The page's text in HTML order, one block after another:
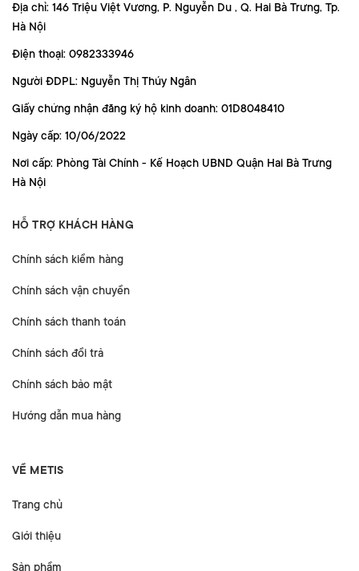
Địa chỉ: 146 Triệu Việt Vương, P. Nguyễn Du , Q. Hai Bà Trưng, Tp.
Hà Nội
Điện thoại: 0982333946
Người ĐDPL: Nguyễn Thị Thúy Ngân
Giấy chứng nhận đăng ký hộ kinh doanh: 01D8048410
Ngày cấp: 10/06/2022
Nơi cấp: Phòng Tài Chính - Kế Hoạch UBND Quận Hai Bà Trưng
Hà Nội
HỖ TRỢ KHÁCH HÀNG
Chính sách kiểm hàng
Chính sách vận chuyển
Chính sách thanh toán
Chính sách đổi trả
Chính sách bảo mật
Hướng dẫn mua hàng
VỀ METIS
Trang chủ
Giới thiệu
Sản phẩm